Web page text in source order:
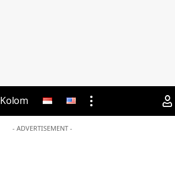
Kolom
- ADVERTISEMENT -